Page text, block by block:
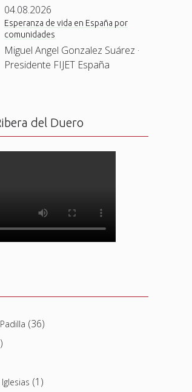
04.08.2026
Esperanza de vida en España por
comunidades
Miguel Angel Gonzalez Suárez ·
Presidente FIJET España
del Duero
(36)
(1)